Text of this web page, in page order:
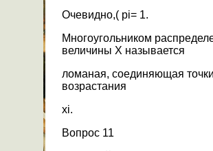
Очевидно,( pi= 1.
Многоугольником
величины X называется
ломаная, соединяющая
возрастания
хi.
Вопрос 11